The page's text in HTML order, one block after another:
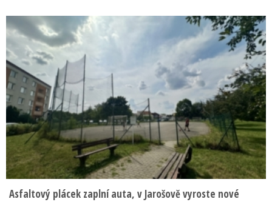
Asfaltový plácek zaplní auta, v Jarošově vyroste nové